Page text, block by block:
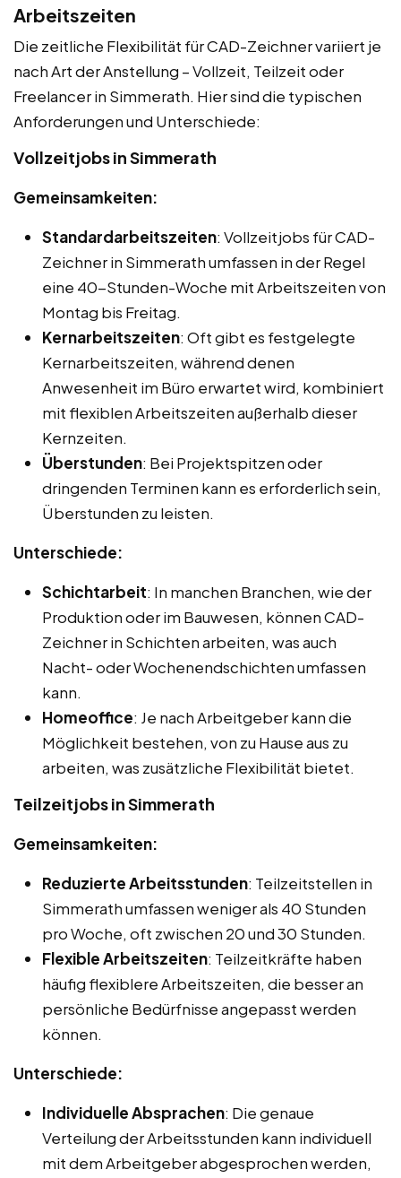
Arbeitszeiten
Die zeitliche Flexibilität für CAD-Zeichner variiert je
nach Art der Anstellung – Vollzeit, Teilzeit oder
Freelancer in Simmerath. Hier sind die typischen
Anforderungen und Unterschiede:
Vollzeitjobs in Simmerath
Gemeinsamkeiten:
Standardarbeitszeiten: Vollzeitjobs für CAD-
Zeichner in Simmerath umfassen in der Regel
eine 40-Stunden-Woche mit Arbeitszeiten von
Montag bis Freitag.
Kernarbeitszeiten: Oft gibt es festgelegte
Kernarbeitszeiten, während denen
Anwesenheit im Büro erwartet wird, kombiniert
mit flexiblen Arbeitszeiten außerhalb dieser
Kernzeiten.
Überstunden: Bei Projektspitzen oder
dringenden Terminen kann es erforderlich sein,
Überstunden zu leisten.
Unterschiede:
Schichtarbeit: In manchen Branchen, wie der
Produktion oder im Bauwesen, können CAD-
Zeichner in Schichten arbeiten, was auch
Nacht- oder Wochenendschichten umfassen
kann.
Homeoffice: Je nach Arbeitgeber kann die
Möglichkeit bestehen, von zu Hause aus zu
arbeiten, was zusätzliche Flexibilität bietet.
Teilzeitjobs in Simmerath
Gemeinsamkeiten:
Reduzierte Arbeitsstunden: Teilzeitstellen in
Simmerath umfassen weniger als 40 Stunden
pro Woche, oft zwischen 20 und 30 Stunden.
Flexible Arbeitszeiten: Teilzeitkräfte haben
häufig flexiblere Arbeitszeiten, die besser an
persönliche Bedürfnisse angepasst werden
können.
Unterschiede:
Individuelle Absprachen: Die genaue
Verteilung der Arbeitsstunden kann individuell
mit dem Arbeitgeber abgesprochen werden,